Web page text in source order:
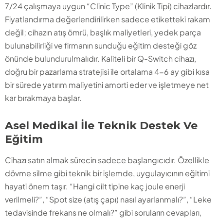
7/24 çalışmaya uygun “Clinic Type” (Klinik Tipi) cihazlardır.
Fiyatlandırma değerlendirilirken sadece etiketteki rakam
değil; cihazın atış ömrü, başlık maliyetleri, yedek parça
bulunabilirliği ve firmanın sunduğu eğitim desteği göz
önünde bulundurulmalıdır. Kaliteli bir Q-Switch cihazı,
doğru bir pazarlama stratejisi ile ortalama 4-6 ay gibi kısa
bir sürede yatırım maliyetini amorti eder ve işletmeye net
kar bırakmaya başlar.
Asel Medikal İle Teknik Destek Ve
Eğitim
Cihazı satın almak sürecin sadece başlangıcıdır. Özellikle
dövme silme gibi teknik bir işlemde, uygulayıcının eğitimi
hayati önem taşır. “Hangi cilt tipine kaç joule enerji
verilmeli?”, “Spot size (atış çapı) nasıl ayarlanmalı?”, “Leke
tedavisinde frekans ne olmalı?” gibi soruların cevapları,